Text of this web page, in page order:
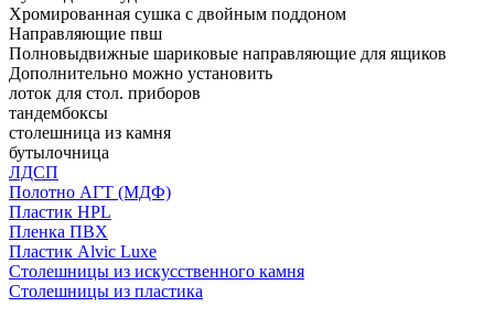
Хромированная сушка с двойным поддоном
Направляющие пвш
Полновыдвижные шариковые направляющие для ящиков
Дополнительно можно установить
лоток для стол. приборов
тандембоксы
столешница из камня
бутылочница
ЛДСП
Полотно АГТ (МДФ)
Пластик HPL
Пленка ПВХ
Пластик Alvic Luxe
Столешницы из искусственного камня
Столешницы из пластика